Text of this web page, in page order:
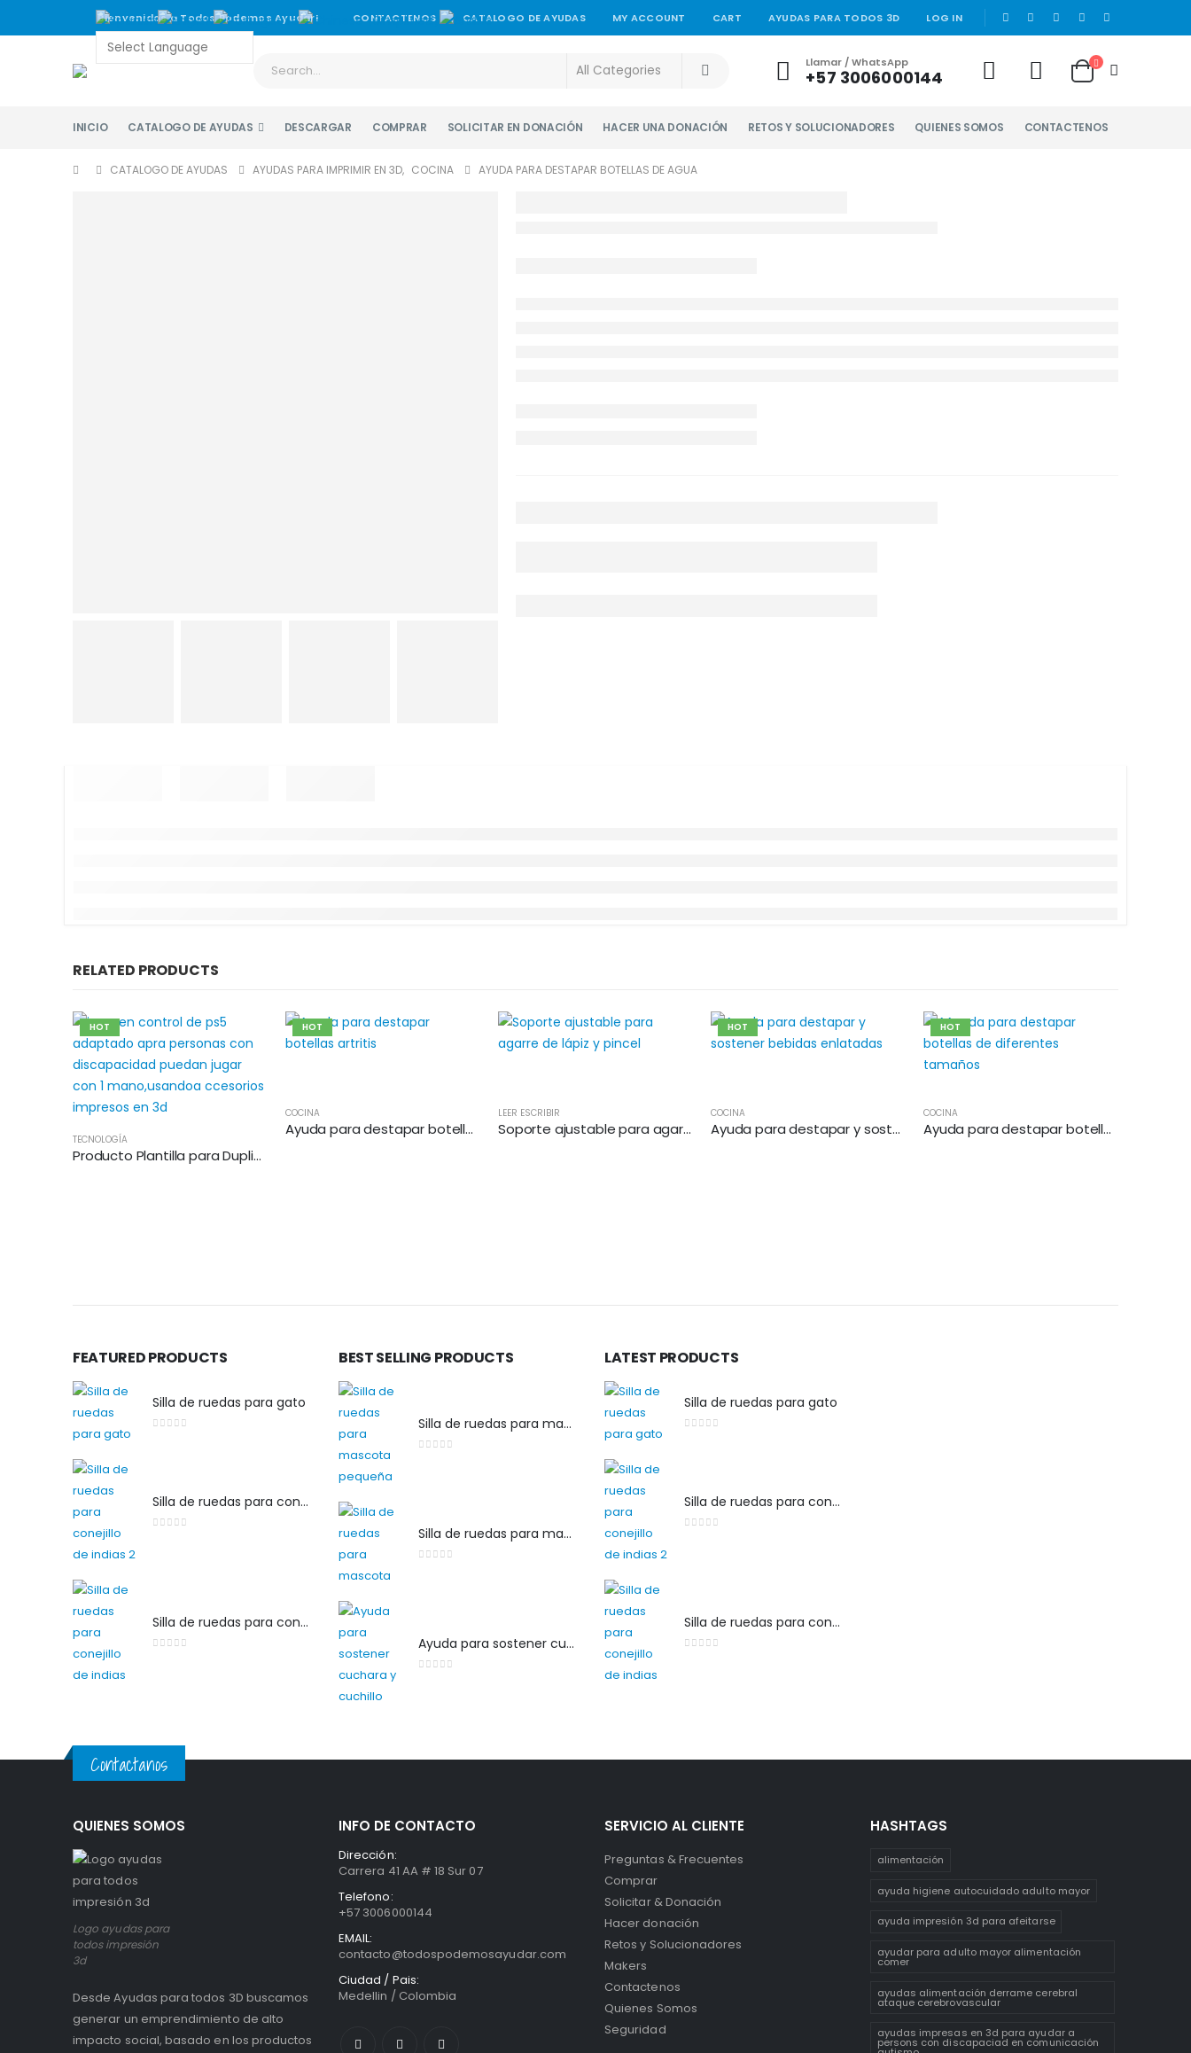
Bienvenidos a Todos Podemos Ayudar! CONTACTENOS CATALOGO DE AYUDAS MY ACCOUNT CART AYUDAS PARA TODOS 3D LOG IN |
Llamar / WhatsApp
+57 3006000144
INICIO CATALOGO DE AYUDAS DESCARGAR COMPRAR SOLICITAR EN DONACIÓN HACER UNA DONACIÓN RETOS Y SOLUCIONADORES QUIENES SOMOS CONTACTENOS
CATALOGO DE AYUDAS AYUDAS PARA IMPRIMIR EN 3D, COCINA AYUDA PARA DESTAPAR BOTELLAS DE AGUA
RELATED PRODUCTS
HOT
TECNOLOGÍA
Producto Plantilla para Duplicar
HOT
COCINA
Ayuda para destapar botellas artritis
LEER ESCRIBIR
Soporte ajustable para agarre de lápiz y pincel
HOT
COCINA
Ayuda para destapar y sostener bebidas enlatadas
HOT
COCINA
Ayuda para destapar botellas de diferentes tamaños
FEATURED PRODUCTS
Silla de ruedas para gato
Silla de ruedas para conejillo de indias 2
Silla de ruedas para conejillo de indias
BEST SELLING PRODUCTS
Silla de ruedas para mascota pequeña
Silla de ruedas para mascota
Ayuda para sostener cuchara y cuchillo
LATEST PRODUCTS
Silla de ruedas para gato
Silla de ruedas para conejillo de indias 2
Silla de ruedas para conejillo de indias
Contactanos
QUIENES SOMOS
Logo ayudas para
todos impresión
3d
Desde Ayudas para todos 3D buscamos
generar un emprendimiento de alto
impacto social, basado en los productos
INFO DE CONTACTO
Dirección:
Carrera 41 AA # 18 Sur 07
Telefono:
+57 3006000144
EMAIL:
contacto@todospodemosayudar.com
Ciudad / Pais:
Medellin / Colombia
SERVICIO AL CLIENTE
Preguntas & Frecuentes
Comprar
Solicitar & Donación
Hacer donación
Retos y Solucionadores
Makers
Contactenos
Quienes Somos
Seguridad
HASHTAGS
alimentación
ayuda higiene autocuidado adulto mayor
ayuda impresión 3d para afeitarse
ayudar para adulto mayor alimentación
comer
ayudas alimentación derrame cerebral
ataque cerebrovascular
ayudas impresas en 3d para ayudar a
persons con discapaciad en comunicación